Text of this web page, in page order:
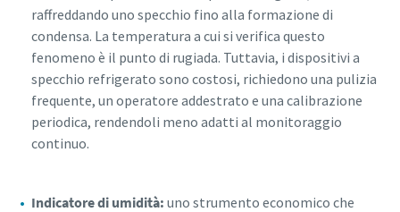
raffreddando uno specchio fino alla formazione di
condensa. La temperatura a cui si verifica questo
fenomeno è il punto di rugiada. Tuttavia, i dispositivi a
specchio refrigerato sono costosi, richiedono una pulizia
frequente, un operatore addestrato e una calibrazione
periodica, rendendoli meno adatti al monitoraggio
continuo.
Indicatore di umidità:uno strumento economico che